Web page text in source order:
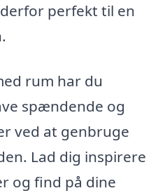
perfekt til en
rum har du
spændende og
ved at genbruge
Lad dig inspirere
og find på dine